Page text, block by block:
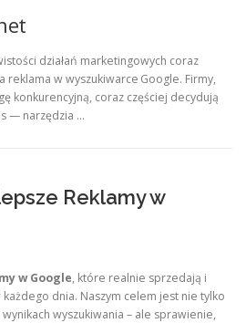
działań marketingowych coraz
reklama w wyszukiwarce Google. Firmy,
konkurencyjną, coraz częściej decydują
— narzędzia …
Reklamy w
w Google, które realnie sprzedają i
dnia. Naszym celem jest nie tylko
wyszukiwania – ale sprawienie,